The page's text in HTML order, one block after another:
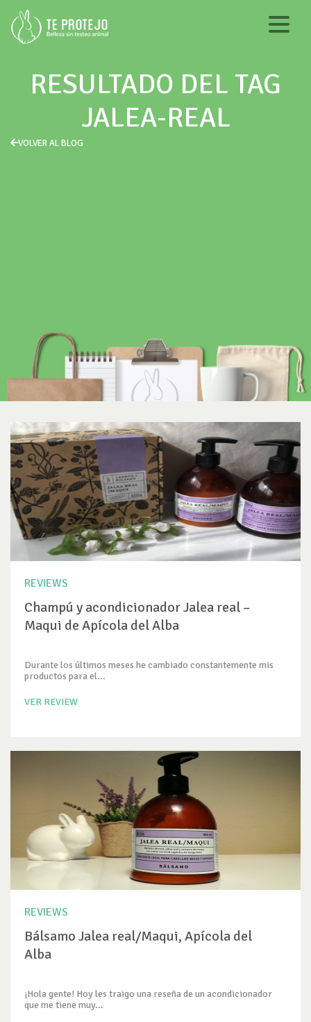
RESULTADO DEL TAG
JALEA-REAL
VOLVER AL BLOG
REVIEWS
Champú y acondicionador Jalea real –
Maqui de Apícola del Alba
Durante los últimos meses he cambiado constantemente mis
productos para el...
VER REVIEW
REVIEWS
Bálsamo Jalea real/Maqui, Apícola del
Alba
¡Hola gente! Hoy les traigo una reseña de un acondicionador
que me tiene muy...